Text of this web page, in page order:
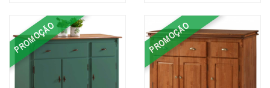
PROMOÇÃO PROMOÇÃO